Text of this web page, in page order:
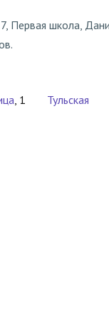
школа,
, 1 Тульская